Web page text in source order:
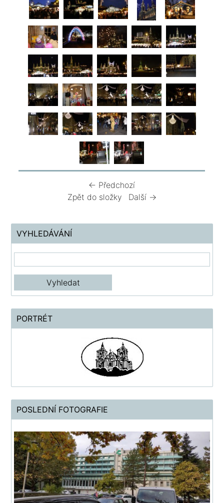
← Předchozí
Zpět do složky
Další →
VYHLEDÁVÁNÍ
PORTRÉT
POSLEDNÍ FOTOGRAFIE